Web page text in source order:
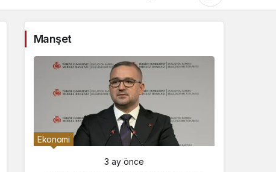
Gündüz Modu
Gündüz modunu seçin.
Gece Modu
Gece modunu seçin.
Manşet
Ekonomi
3 ay önce